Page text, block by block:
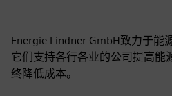
Energie Lindner GmbH致力于能
它们支持各行各业的公司提高能
终降低成本。